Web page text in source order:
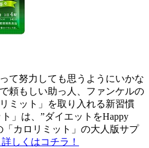
て努力しても思うようにいかな
頼もしい助っ人、ファンケルの
ミット」を取り入れる新習慣
」は、”ダイエットをHappy
「カロリミット」の大人版サプ
しくはコチラ！